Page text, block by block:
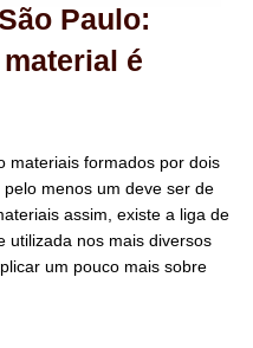
Paulo:
é
materiais formados por dois
menos um deve ser de
assim, existe a liga de
utilizada nos mais diversos
um pouco mais sobre